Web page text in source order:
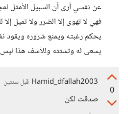
عن نفسي أرى أن السبيل الأمثل
فهي لا تهوى إلا الضرر ولا تميل
يحكم رغبته ويمنع شروره ويقود
يسعى له وتشتته وللأسف هذا ليس
0
Hamid_dfallah2003 قبل سنتين
صدقت لكن